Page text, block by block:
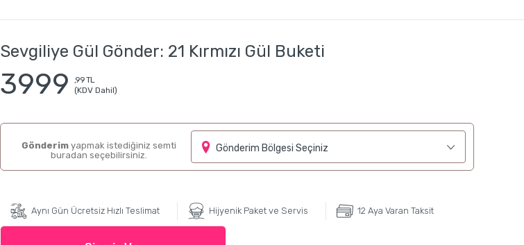
Sevgiliye Gül Gönder: 21 Kırmızı Gül Buketi
3999
,99 TL
(KDV Dahil)
Gönderim yapmak istediğiniz semti
buradan seçebilirsiniz.
Gönderim Bölgesi Seçiniz
Aynı Gün Ücretsiz Hızlı Teslimat Hijyenik Paket ve Servis 12 Aya Varan Taksit